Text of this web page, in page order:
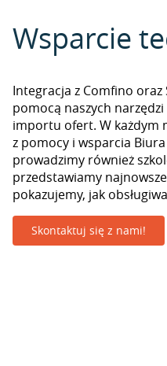
Wsparcie
Integracja z Comfino
pomocą naszych
importu ofert. W każdym
z pomocy i wsparcia
prowadzimy również
przedstawiamy
pokazujemy, jak
Skontaktuj się z nami!